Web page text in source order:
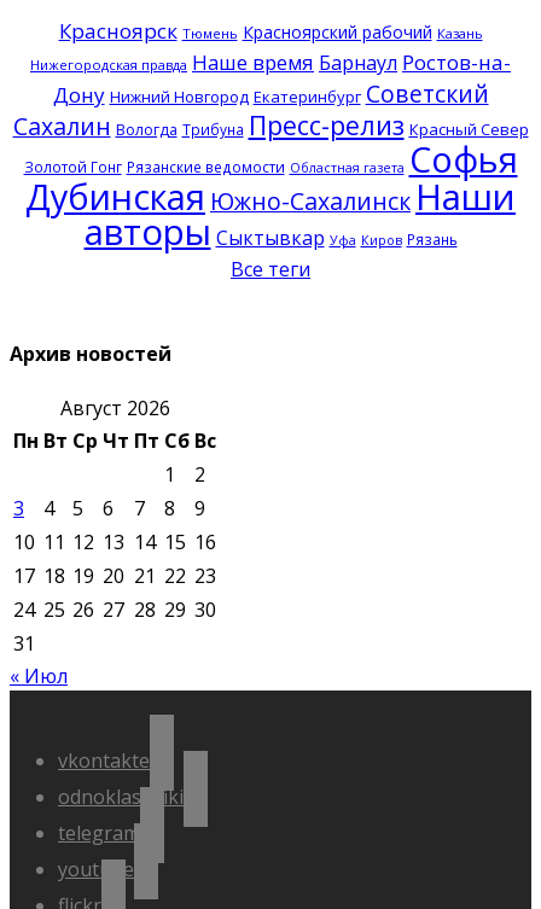
Красноярск Тюмень Красноярский рабочий Казань
Нижегородская правда Наше время Барнаул Ростов-на-
Дону Нижний Новгород Екатеринбург Советский
Сахалин Вологда Трибуна Пресс-релиз Красный Север
Золотой Гонг Рязанские ведомости Областная газета Софья
Дубинская Южно-Сахалинск Наши
авторы Сыктывкар Уфа Киров Рязань
Все теги
Архив новостей
Август 2026
Пн Вт Ср Чт Пт Сб Вс
1
2
3
4 5 6 7 8
9
10 11 12 13 14 15 16
17 18 19 20 21 22 23
24 25 26 27 28 29 30
31
« Июл
vkontakte
odnoklassniki
telegram
youtube